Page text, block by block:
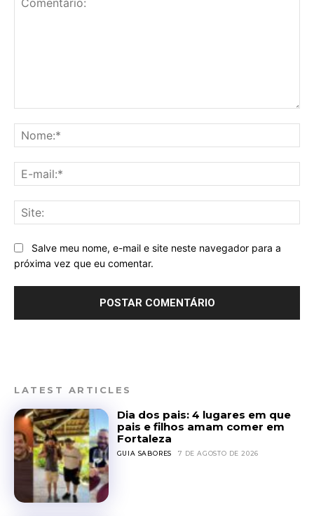
Salve meu nome, e-mail e site neste navegador para a
próxima vez que eu comentar.
LATEST ARTICLES
Dia dos pais: 4 lugares em que
pais e filhos amam comer em
Fortaleza
GUIA SABORES 7 DE AGOSTO DE 2026